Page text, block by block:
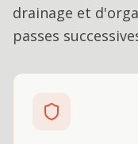
drainage et
passes